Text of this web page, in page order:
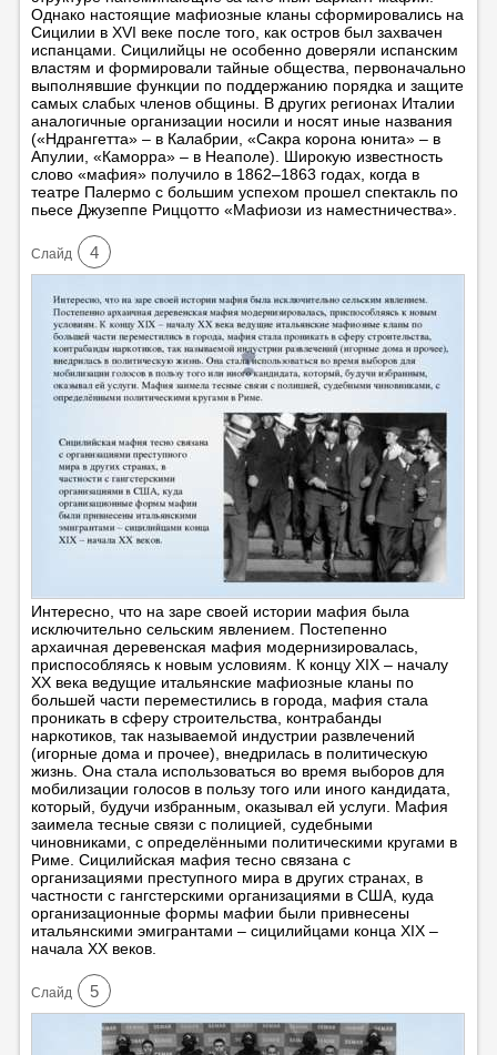
Однако настоящие мафиозные кланы сформировались на
Сицилии в XVI веке после того, как остров был захвачен
испанцами. Сицилийцы не особенно доверяли испанским
властям и формировали тайные общества, первоначально
выполнявшие функции по поддержанию порядка и защите
самых слабых членов общины. В других регионах Италии
аналогичные организации носили и носят иные названия
(«Ндрангетта» – в Калабрии, «Сакра корона юнита» – в
Апулии, «Каморра» – в Неаполе). Широкую известность
слово «мафия» получило в 1862–1863 годах, когда в
театре Палермо с большим успехом прошел спектакль по
пьесе Джузеппе Риццотто «Мафиози из наместничества».
Cлайд 4
Интересно, что на заре своей истории мафия была
исключительно сельским явлением. Постепенно
архаичная деревенская мафия модернизировалась,
приспособляясь к новым условиям. К концу XIX – началу
XX века ведущие итальянские мафиозные кланы по
большей части переместились в города, мафия стала
проникать в сферу строительства, контрабанды
наркотиков, так называемой индустрии развлечений
(игорные дома и прочее), внедрилась в политическую
жизнь. Она стала использоваться во время выборов для
мобилизации голосов в пользу того или иного кандидата,
который, будучи избранным, оказывал ей услуги. Мафия
заимела тесные связи с полицией, судебными
чиновниками, с определёнными политическими кругами в
Риме. Сицилийская мафия тесно связана с
организациями преступного мира в других странах, в
частности с гангстерскими организациями в США, куда
организационные формы мафии были привнесены
итальянскими эмигрантами – сицилийцами конца XIX –
начала XX веков.
Cлайд 5